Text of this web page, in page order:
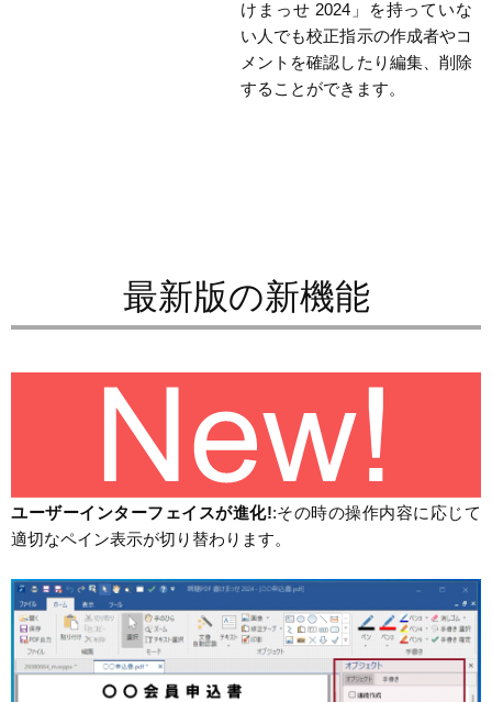
けまっせ 2024」を持っていな
い人でも校正指示の作成者やコ
メントを確認したり編集、削除
することができます。
最新版の新機能
ユーザーインターフェイスが進化!:その時の操作内容に応じて
適切なペイン表示が切り替わります。